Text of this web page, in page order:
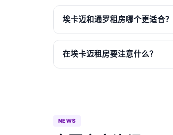
埃卡迈和通罗租房哪个更适合？
在埃卡迈租房要注意什么？
NEWS